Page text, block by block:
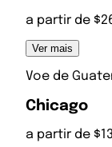
a partir de
Ver mais
Voe de
Chicago
a partir de